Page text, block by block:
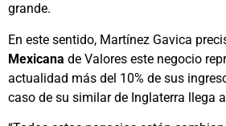
grande.
En este sentido, Martínez Gavica
Mexicana de Valores este negocio
actualidad más del 10% de sus
caso de su similar de Inglaterra llega